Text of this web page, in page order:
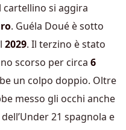
si aggira
. Guéla Doué è sotto
2029. Il terzino è stato
scorso per circa 6
un colpo doppio. Oltre
messo gli occhi anche
21 spagnola e